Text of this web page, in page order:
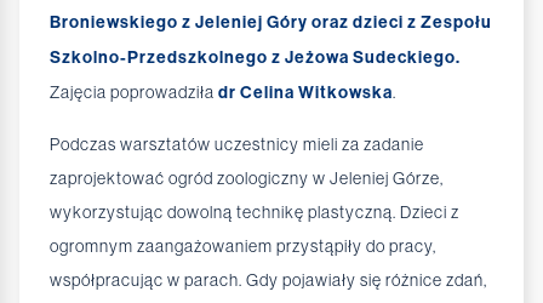
Broniewskiego z Jeleniej Góry oraz dzieci z Zespołu
Szkolno-Przedszkolnego z Jeżowa Sudeckiego.
Zajęcia poprowadziła dr Celina Witkowska.
Podczas warsztatów uczestnicy mieli za zadanie
zaprojektować ogród zoologiczny w Jeleniej Górze,
wykorzystując dowolną technikę plastyczną. Dzieci z
ogromnym zaangażowaniem przystąpiły do pracy,
współpracując w parach. Gdy pojawiały się różnice zdań,